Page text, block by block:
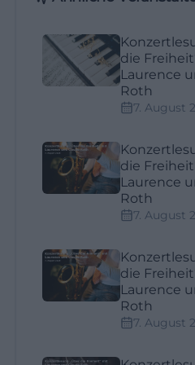
die
Laurence
Roth
7. August
die
Laurence
Roth
7. August
die
Laurence
Roth
7. August